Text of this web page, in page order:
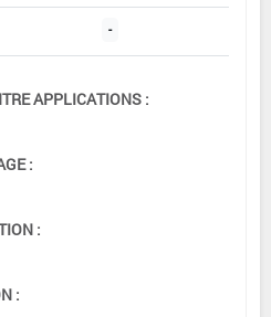
-
APPLICATIONS :
:
:
: